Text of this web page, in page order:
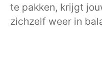
te pakken, krijgt
zichzelf weer in